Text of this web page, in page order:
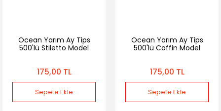
Ocean Yarım Ay Tips
500'lü Stiletto Model
175,00 TL
Sepete Ekle
Ocean Yarım Ay Tips
500'lü Coffin Model
175,00 TL
Sepete Ekle